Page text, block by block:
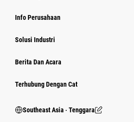
Info Perusahaan
Solusi Industri
Berita Dan Acara
Terhubung Dengan Cat
Southeast Asia ‧ Tenggara